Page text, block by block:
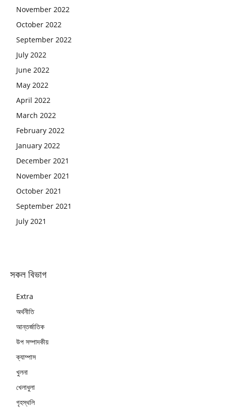
November 2022
October 2022
September 2022
July 2022
June 2022
May 2022
April 2022
March 2022
February 2022
January 2022
December 2021
November 2021
October 2021
September 2021
July 2021
সকল বিভাগ
Extra
অর্থনীতি
আন্তর্জাতিক
উপ সম্পাদকীয়
ক্যাম্পাস
খুলনা
খেলাধুলা
গৃহস্থলি